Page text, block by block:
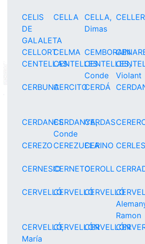
CELIS
DE
GALALETA
CELLA
CELLA,
Dimas
CELLORTCELMA CEMBORAIN
CENTELLASCENTELLESCENTELLES,
Conde
Violant
CERBUNACERCITOCERDÁ
CERDANESCERDANYA,
Conde
CERDAS
CEREZOCEREZUELACERINO CERLES
CERNESIOCERNETOCEROLL
CERVELLÓCERVELLÓCERVELLÓ
Ramon
CERVELLÓ,
María
CERVELLÓNCERVELLÓN